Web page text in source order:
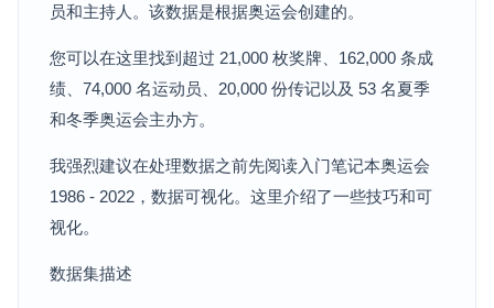
员和主持人。该数据是根据奥运会创建的。
您可以在这里找到超过 21,000 枚奖牌、162,000 条成
绩、74,000 名运动员、20,000 份传记以及 53 名夏季
和冬季奥运会主办方。
我强烈建议在处理数据之前先阅读入门笔记本奥运会
1986 - 2022，数据可视化。这里介绍了一些技巧和可
视化。
数据集描述